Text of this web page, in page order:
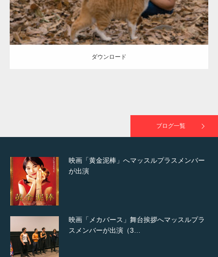
ダウンロード
ブログ一覧
TOKYO FMラジオ番組「ONE MORNING」
で紹介さ…
映画「黄金泥棒」へマッスルプラスメンバー
が出演
映画「メカバース」舞台挨拶へマッスルプラ
スメンバーが出演（3…